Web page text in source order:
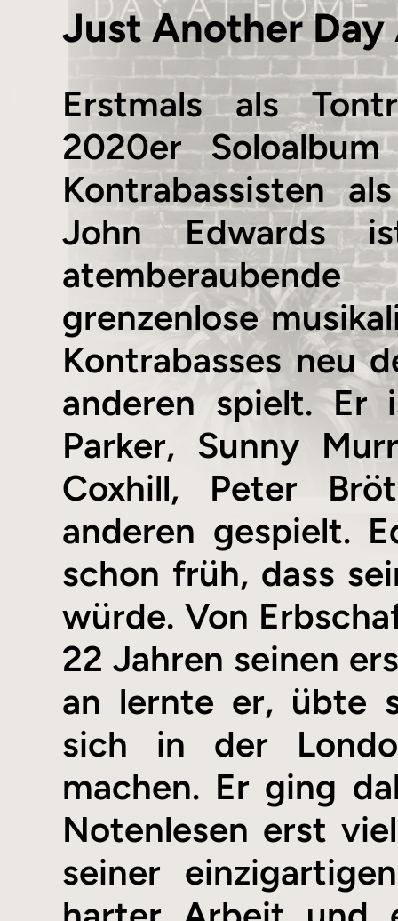
Just Another Day
Erstmals als
2020er
Kontrabassisten
John Edwards
grenzenlose
Kontrabasses neu
anderen spielt.
Parker, Sunny
Coxhill, Peter
anderen gespielt.
schon früh, dass
würde. Von
22 Jahren seinen
an lernte er, übte
sich in der
machen. Er ging
Notenlesen erst
seiner